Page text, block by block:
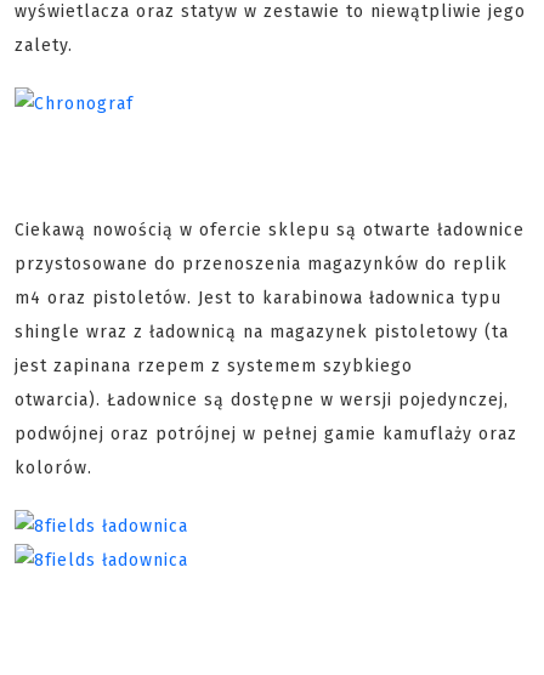
wyświetlacza oraz statyw w zestawie to niewątpliwie jego
zalety.
Ciekawą nowością w ofercie sklepu są otwarte ładownice
przystosowane do przenoszenia magazynków do replik
m4 oraz pistoletów. Jest to karabinowa ładownica typu
shingle wraz z ładownicą na magazynek pistoletowy (ta
jest zapinana rzepem z systemem szybkiego
otwarcia). Ładownice są dostępne w wersji pojedynczej,
podwójnej oraz potrójnej w pełnej gamie kamuflaży oraz
kolorów.